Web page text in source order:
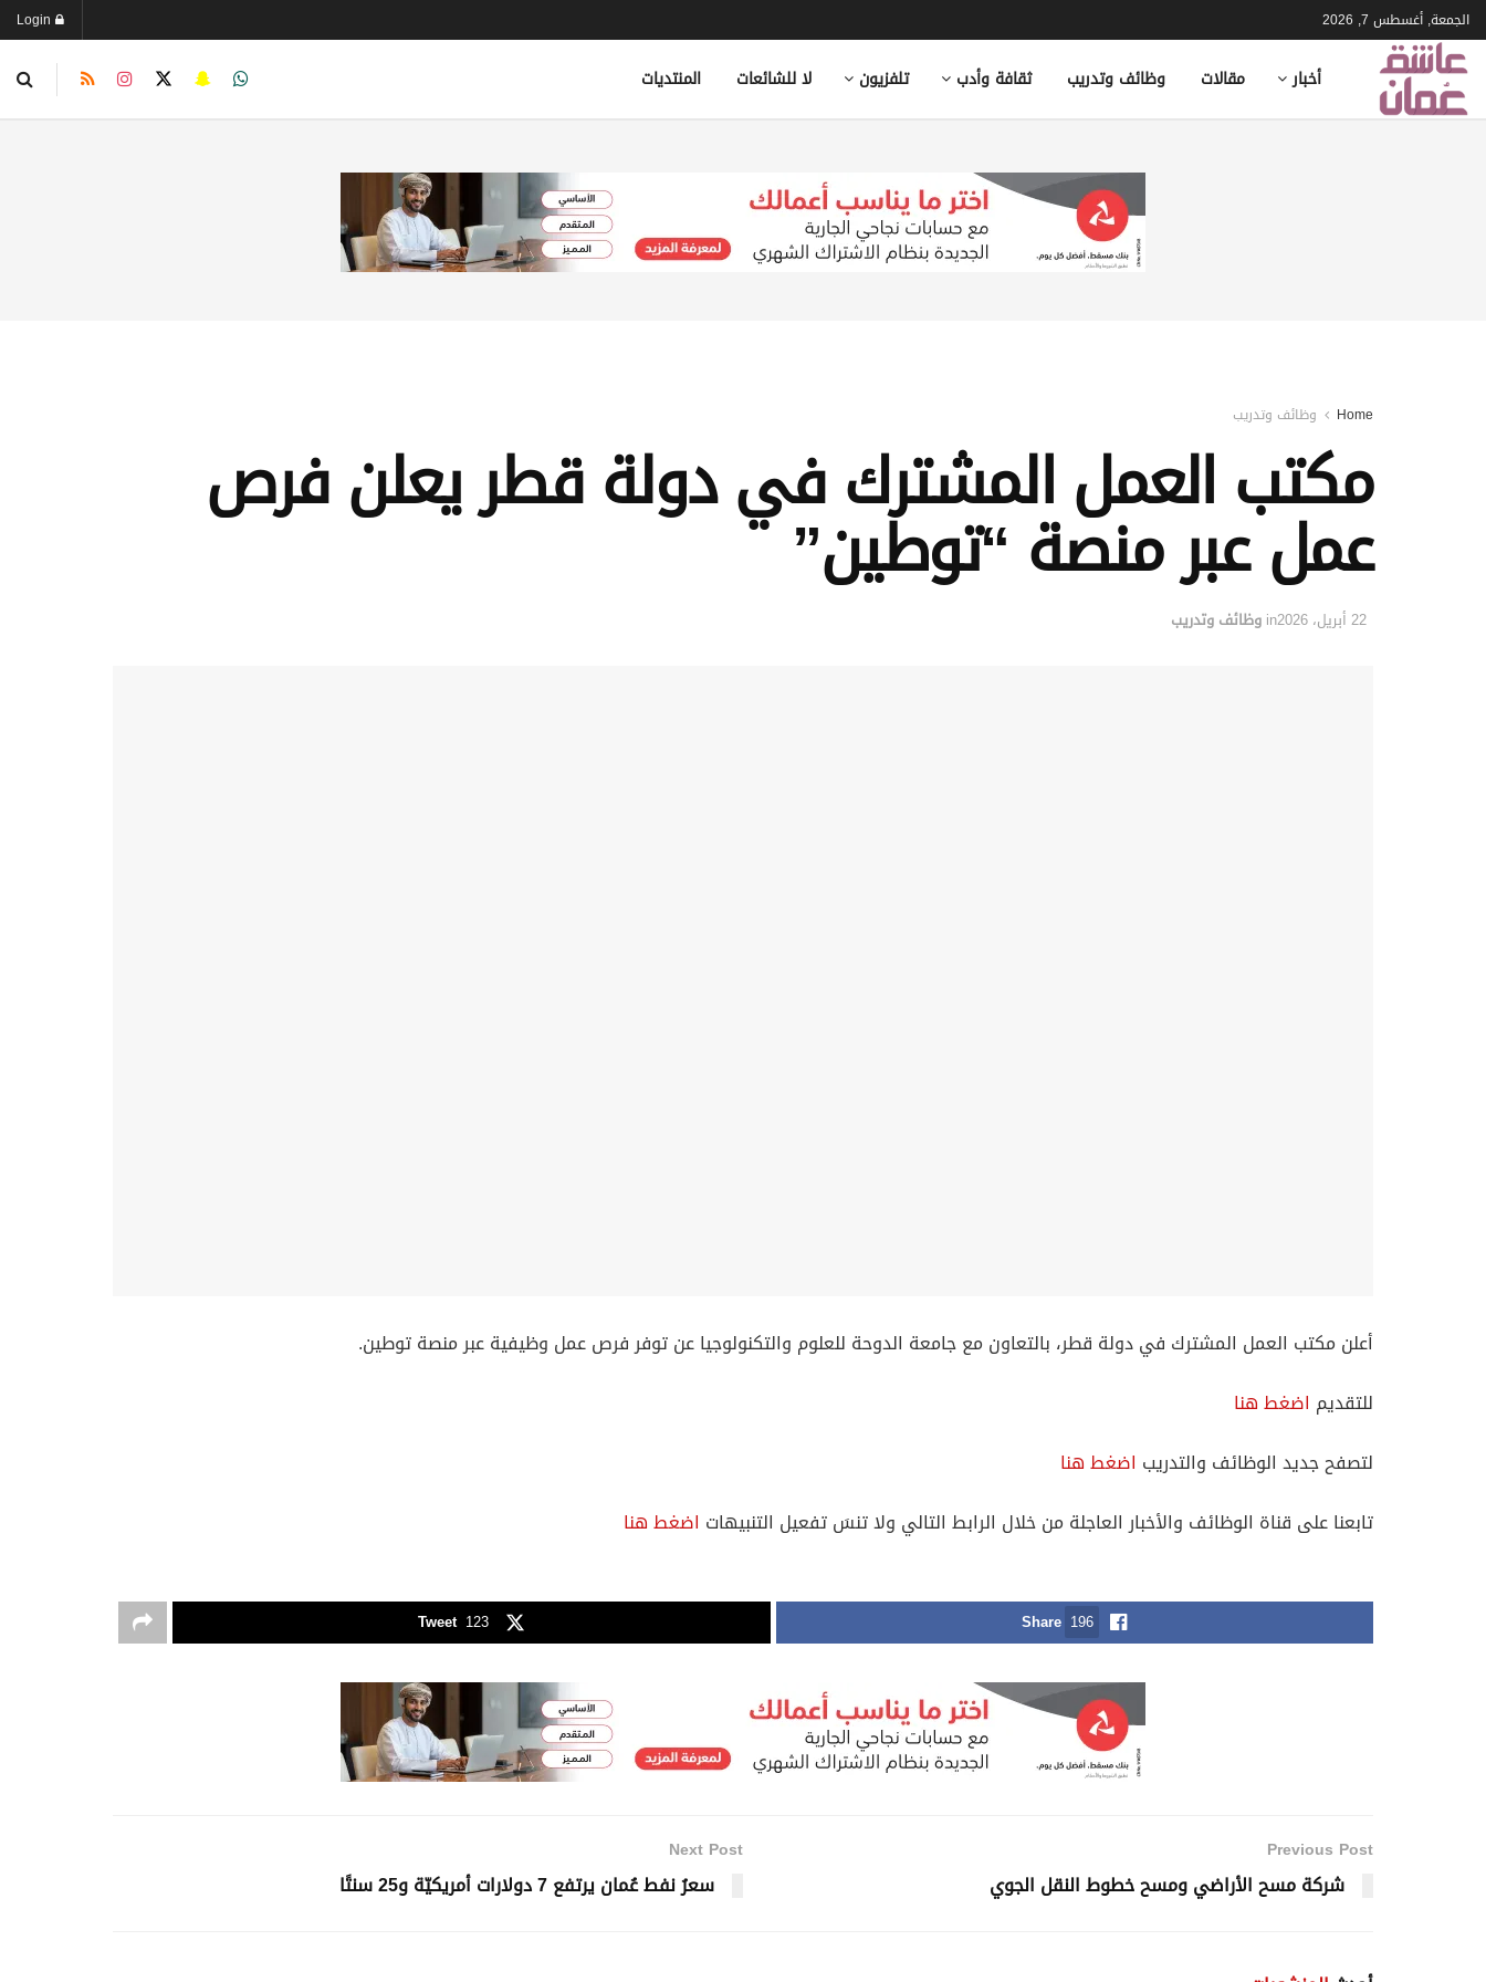
الجمعة, أغسطس 7, 2026
أخبار مقالات وظائف وتدريب ثقافة وأدب تلفزيون لا للشائعات المنتديات
Home وظائف وتدريب
مكتب العمل المشترك في دولة قطر يعلن فرص
عمل عبر منصة “توطين”
22 أبريل، 2026 in وظائف وتدريب
أعلن مكتب العمل المشترك في دولة قطر، بالتعاون مع جامعة الدوحة للعلوم والتكنولوجيا عن توفر فرص عمل وظيفية عبر منصة توطين.
للتقديم اضغط هنا
لتصفح جديد الوظائف والتدريب اضغط هنا
تابعنا على قناة الوظائف والأخبار العاجلة من خلال الرابط التالي ولا تنسَ تفعيل التنبيهات اضغط هنا
Share 196
Tweet 123
Previous Post
شركة مسح الأراضي ومسح خطوط النقل الجوي
Next Post
سعرُ نفط عُمان يرتفع 7 دولارات أمريكيّة و25 سنتًا